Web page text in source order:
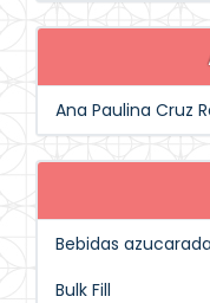
Ana Paulina Cruz
Bebidas
Bulk Fill